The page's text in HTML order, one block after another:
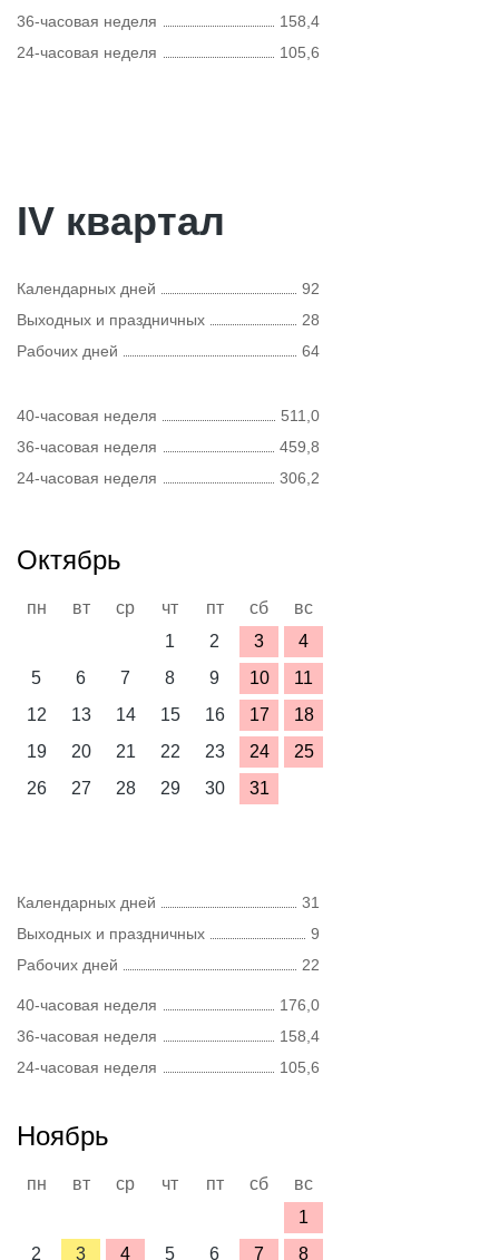
36-часовая неделя
158,4
24-часовая неделя
105,6
IV квартал
Календарных дней
92
Выходных и праздничных
28
Рабочих дней
64
40-часовая неделя
511,0
36-часовая неделя
459,8
24-часовая неделя
306,2
Октябрь
пн вт ср чт пт сб
вс
1
2 3
4
5
6 7 8 9 10
11
12
13 14 15 16 17
18
19
20 21 22 23 24
25
26
27 28 29 30 31
Календарных дней
31
Выходных и праздничных
9
Рабочих дней
22
40-часовая неделя
176,0
36-часовая неделя
158,4
24-часовая неделя
105,6
Ноябрь
пн вт ср чт пт сб
вс
1
2
3 4 5 6 7 8